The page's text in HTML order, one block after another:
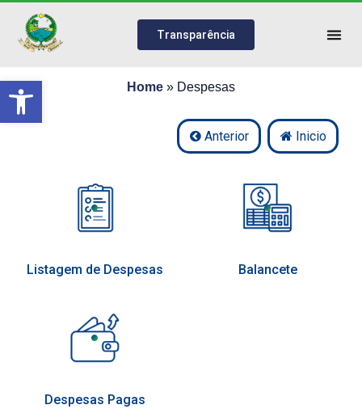
Abrir a barra de ferramentas
Transparência
Home » Despesas